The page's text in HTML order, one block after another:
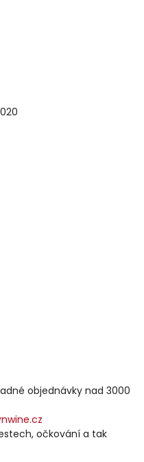
objednávky nad 3000
očkování a tak